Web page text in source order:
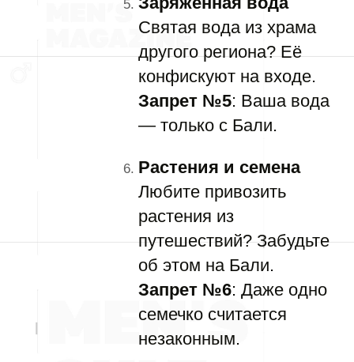
Святая вода из храма
другого региона? Её
конфискуют на входе.
Запрет №5: Ваша вода
— только с Бали.
Растения и семена
Любите привозить
растения из
путешествий? Забудьте
об этом на Бали.
Запрет №6: Даже одно
семечко считается
незаконным.